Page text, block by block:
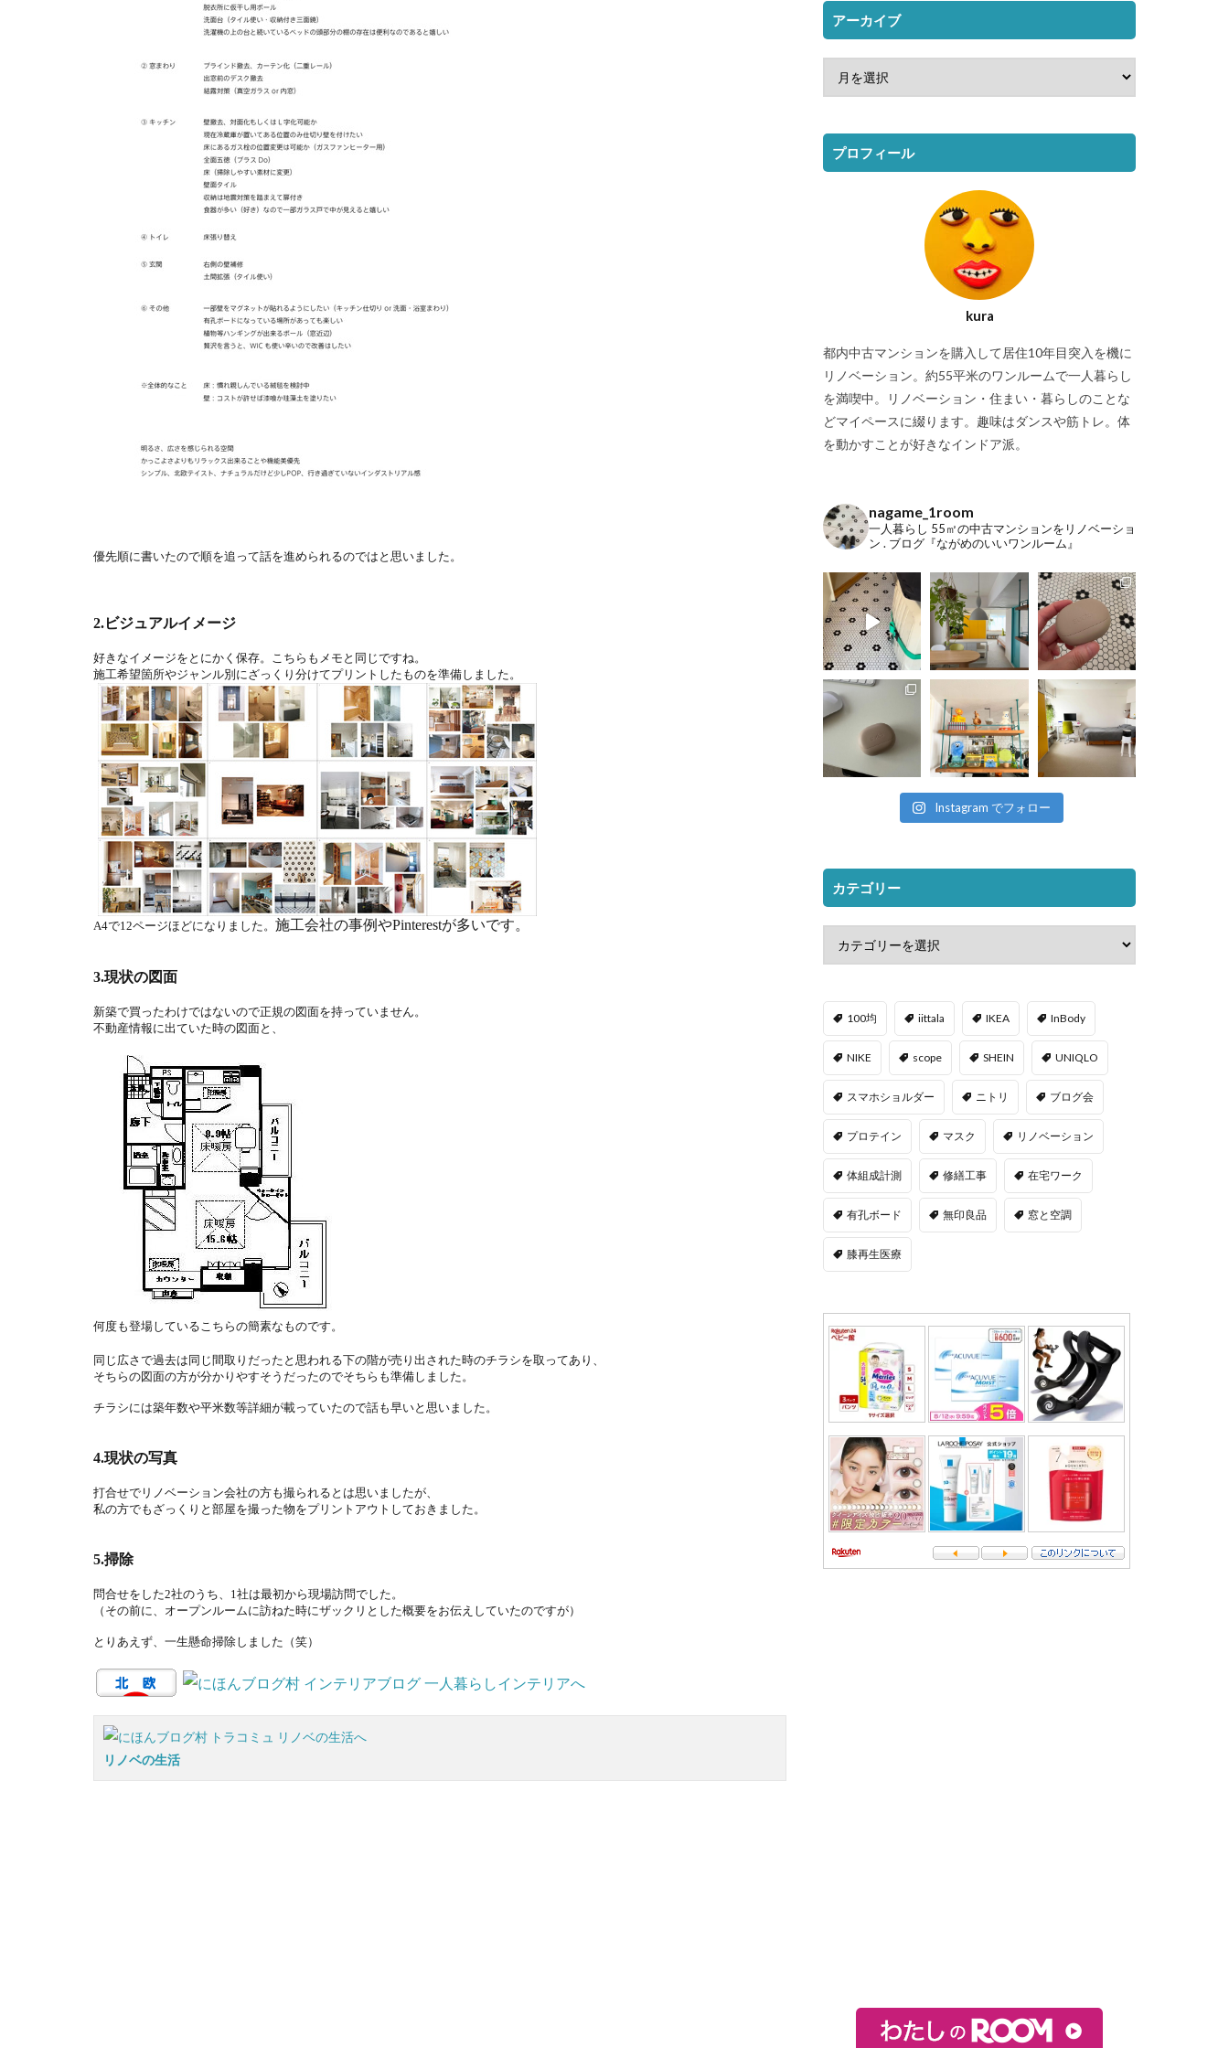
優先順に書いたので順を追って話を進められるのではと思いました。
2.ビジュアルイメージ
好きなイメージをとにかく保存。こちらもメモと同じですね。
施工希望箇所やジャンル別にざっくり分けてプリントしたものを準備しました。
A4で12ページほどになりました。 施工会社の事例やPinterestが多いです。
3.現状の図面
新築で買ったわけではないので正規の図面を持っていません。
不動産情報に出ていた時の図面と、
何度も登場しているこちらの簡素なものです。
同じ広さで過去は同じ間取りだったと思われる下の階が売り出された時のチラシを取ってあり、
そちらの図面の方が分かりやすそうだったのでそちらも準備しました。
チラシには築年数や平米数等詳細が載っていたので話も早いと思いました。
4.現状の写真
打合せでリノベーション会社の方も撮られるとは思いましたが、
私の方でもざっくりと部屋を撮った物をプリントアウトしておきました。
5.掃除
問合せをした2社のうち、1社は最初から現場訪問でした。
（その前に、オープンルームに訪ねた時にザックリとした概要をお伝えしていたのですが）
とりあえず、一生懸命掃除しました（笑）
リノベの生活
アーカイブ
プロフィール
kura
都内中古マンションを購入して居住10年目突入を機に
リノベーション。約55平米のワンルームで一人暮らし
を満喫中。リノベーション・住まい・暮らしのことな
どマイペースに綴ります。趣味はダンスや筋トレ。体
を動かすことが好きなインドア派。
nagame_1room
一人暮らし 55㎡の中古マンションをリノベーショ
ン . ブログ『ながめのいいワンルーム』
Instagram でフォロー
カテゴリー
100均 iittala IKEA InBody
NIKE scope SHEIN UNIQLO
スマホショルダー ニトリ ブログ会
プロテイン マスク リノベーション
体組成計測 修繕工事 在宅ワーク
有孔ボード 無印良品 窓と空調
膝再生医療